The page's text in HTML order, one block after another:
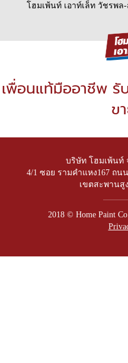
โฮมเพ้นท์ เอาท์เล็ท วัชรพล
เพื่อนแท้มืออาชีพ รั
ข
บริษัท โฮมเพ้นท์
4/1 ซอย รามคำแหง167 ถ
เขตสะพานสู
2018 © Home Paint